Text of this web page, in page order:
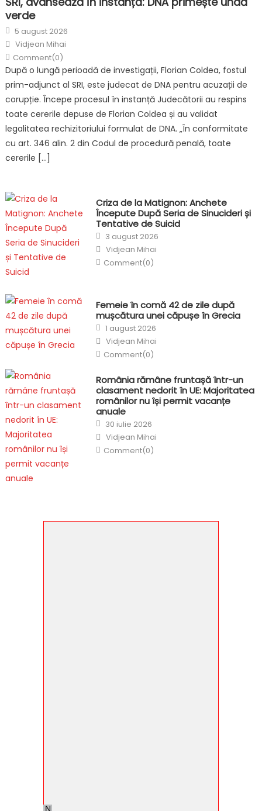
verde
Posted
on
5 august 2026
Author
Vidjean Mihai
Comment(0)
După o lungă perioadă de investigații, Florian Coldea, fostul
prim-adjunct al SRI, este judecat de DNA pentru acuzații de
corupție. Începe procesul în instanță Judecătorii au respins
toate cererile depuse de Florian Coldea și au validat
legalitatea rechizitoriului formulat de DNA. „În conformitate
cu art. 346 alin. 2 din Codul de procedură penală, toate
cererile […]
Criza de la Matignon: Anchete
Începute După Seria de Sinucideri și
Tentative de Suicid
Posted
on
3 august 2026
Author
Vidjean Mihai
Comment(0)
Femeie în comă 42 de zile după
mușcătura unei căpușe în Grecia
Posted
on
1 august 2026
Author
Vidjean Mihai
Comment(0)
România rămâne fruntașă într-un
clasament nedorit în UE: Majoritatea
românilor nu își permit vacanțe
anuale
Posted
on
30 iulie 2026
Author
Vidjean Mihai
Comment(0)